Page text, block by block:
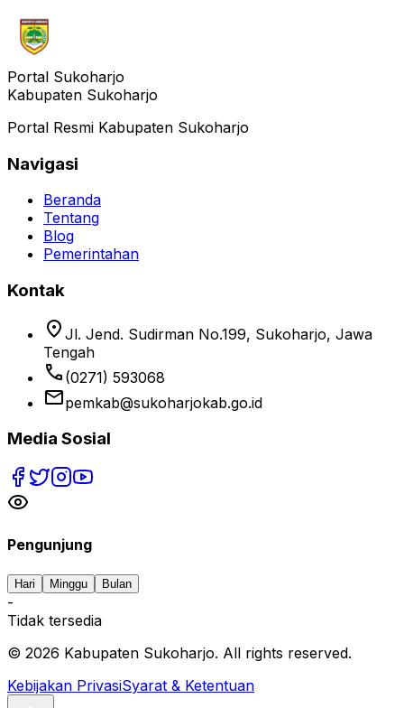
Portal Sukoharjo
Kabupaten Sukoharjo
Portal Resmi Kabupaten Sukoharjo
Navigasi
Beranda
Tentang
Blog
Pemerintahan
Kontak
location_on Jl. Jend. Sudirman No.199, Sukoharjo, Jawa
Tengah
phone (0271) 593068
emailpemkab@sukoharjokab.go.id
Media Sosial
Pengunjung
Hari Minggu Bulan
-
Tidak tersedia
© 2026 Kabupaten Sukoharjo. All rights reserved.
Kebijakan PrivasiSyarat & Ketentuan